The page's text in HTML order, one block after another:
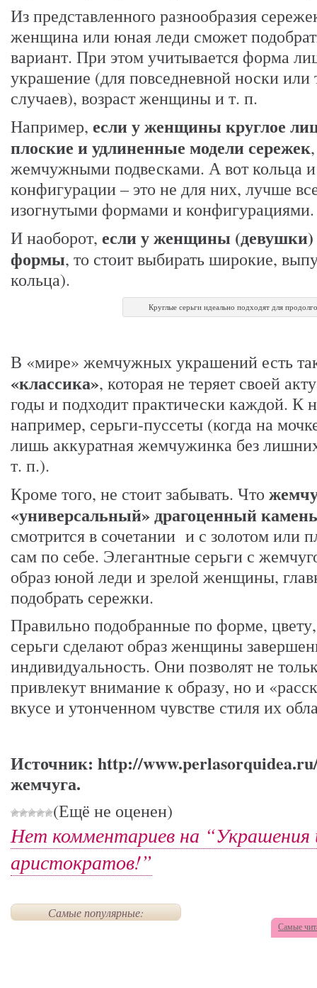
Из представленного разнообразия
женщина или юная леди сможет
вариант. При этом учитывается форма
украшение (для повседневной носки
случаев), возраст женщины и т. п.
Например, если у женщины круглое
плоские и удлиненные модели сережек
жемчужными подвесками. А вот кольца и
конфигурации – это не для них, лучше
изогнутыми формами и конфигурациями.
И наоборот, если у женщины (девушки)
формы, то стоит выбирать широкие,
кольца).
Круглые серьги идеально подходят для
В «мире» жемчужных украшений есть
«классика», которая не теряет своей
годы и подходит практически каждой. К
например, серьги-пуссеты (когда на
лишь аккуратная жемчужинка без
т. п.).
Кроме того, не стоит забывать. Что
«универсальный» драгоценный камень
смотрится в сочетании и с золотом или
сам по себе. Элегантные серьги с
образ юной леди и зрелой женщины,
подобрать сережки.
Правильно подобранные по форме,
серьги сделают образ женщины
индивидуальность. Они позволят не
привлекут внимание к образу, но и
вкусе и утонченном чувстве стиля их
Источник: http://
жемчуга.
(Ещё не оценен)
Нет комментариев на
аристократов!”
Самые популярные:
Самые